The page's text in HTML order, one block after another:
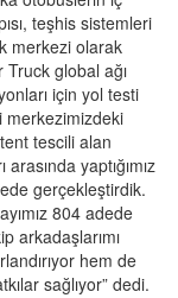
teşhis sistemleri
merkezi olarak
Truck global ağı
için yol testi
merkezimizdeki
tescili alan
yaptığımız
gerçekleştirdik.
804 adede
arkadaşlarımı
hem de
sağlıyor” dedi.